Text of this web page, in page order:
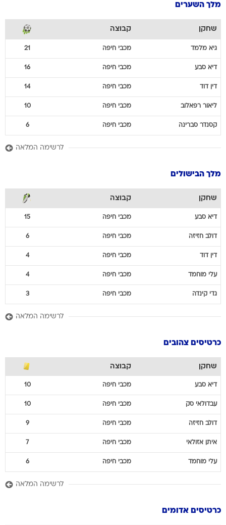
מלך השערים
שחקן קבוצה
גיא מלמד מכבי חיפה 21
דיא סבע מכבי חיפה 16
דין דוד מכבי חיפה 14
ליאור רפאלוב מכבי חיפה 10
קסנדר סברינה מכבי חיפה 6
לרשימה המלאה
מלך הבישולים
שחקן קבוצה
דיא סבע מכבי חיפה 15
דולב חזיזה מכבי חיפה 6
דין דוד מכבי חיפה 4
עלי מוחמד מכבי חיפה 4
גדי קינדה מכבי חיפה 3
לרשימה המלאה
כרטיסים צהובים
שחקן קבוצה
דיא סבע מכבי חיפה 10
עבדולאי סק מכבי חיפה 10
דולב חזיזה מכבי חיפה 9
איתן אזולאי מכבי חיפה 7
עלי מוחמד מכבי חיפה 6
לרשימה המלאה
כרטיסים אדומים